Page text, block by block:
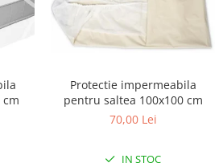
Protectie impermeabila
pentru saltea 100x100 cm
70,00 Lei
IN STOC